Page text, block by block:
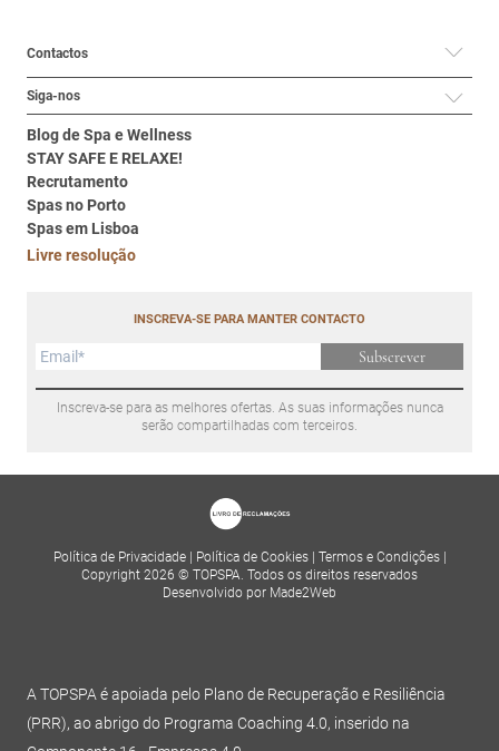
Contactos
Siga-nos
Blog de Spa e Wellness
STAY SAFE E RELAXE!
Recrutamento
Spas no Porto
Spas em Lisboa
Livre resolução
INSCREVA-SE PARA MANTER CONTACTO
Subscrever
Inscreva-se para as melhores ofertas. As suas informações nunca
serão compartilhadas com terceiros.
Política de Privacidade Política de Cookies Termos e Condições
Copyright 2026 © TOPSPA. Todos os direitos reservados
Desenvolvido por Made2Web
A TOPSPA é apoiada pelo Plano de Recuperação e Resiliência
(PRR), ao abrigo do Programa Coaching 4.0, inserido na